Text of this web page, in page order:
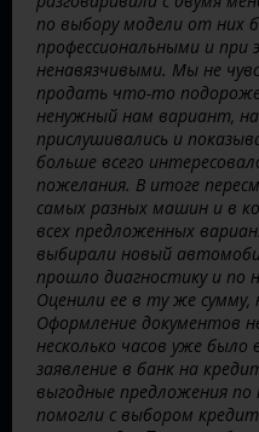
по выбору модели от них
профессиональными и
ненавязчивыми. Мы не
продать что-то
ненужный нам вариант,
прислушивались и
больше всего
пожелания. В итоге
самых разных машин и в
всех предложенных
выбирали новый
прошло диагностику и по
Оценили ее в ту же
Оформление документов
несколько часов уже
заявление в банк на
выгодные предложения
помогли с выбором